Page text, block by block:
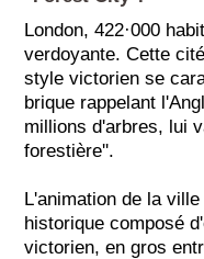
London, 422·000
verdoyante. Cette
style victorien se
brique rappelant
millions d'arbres, lui
forestière''.
L'animation de la
historique composé
victorien, en gros